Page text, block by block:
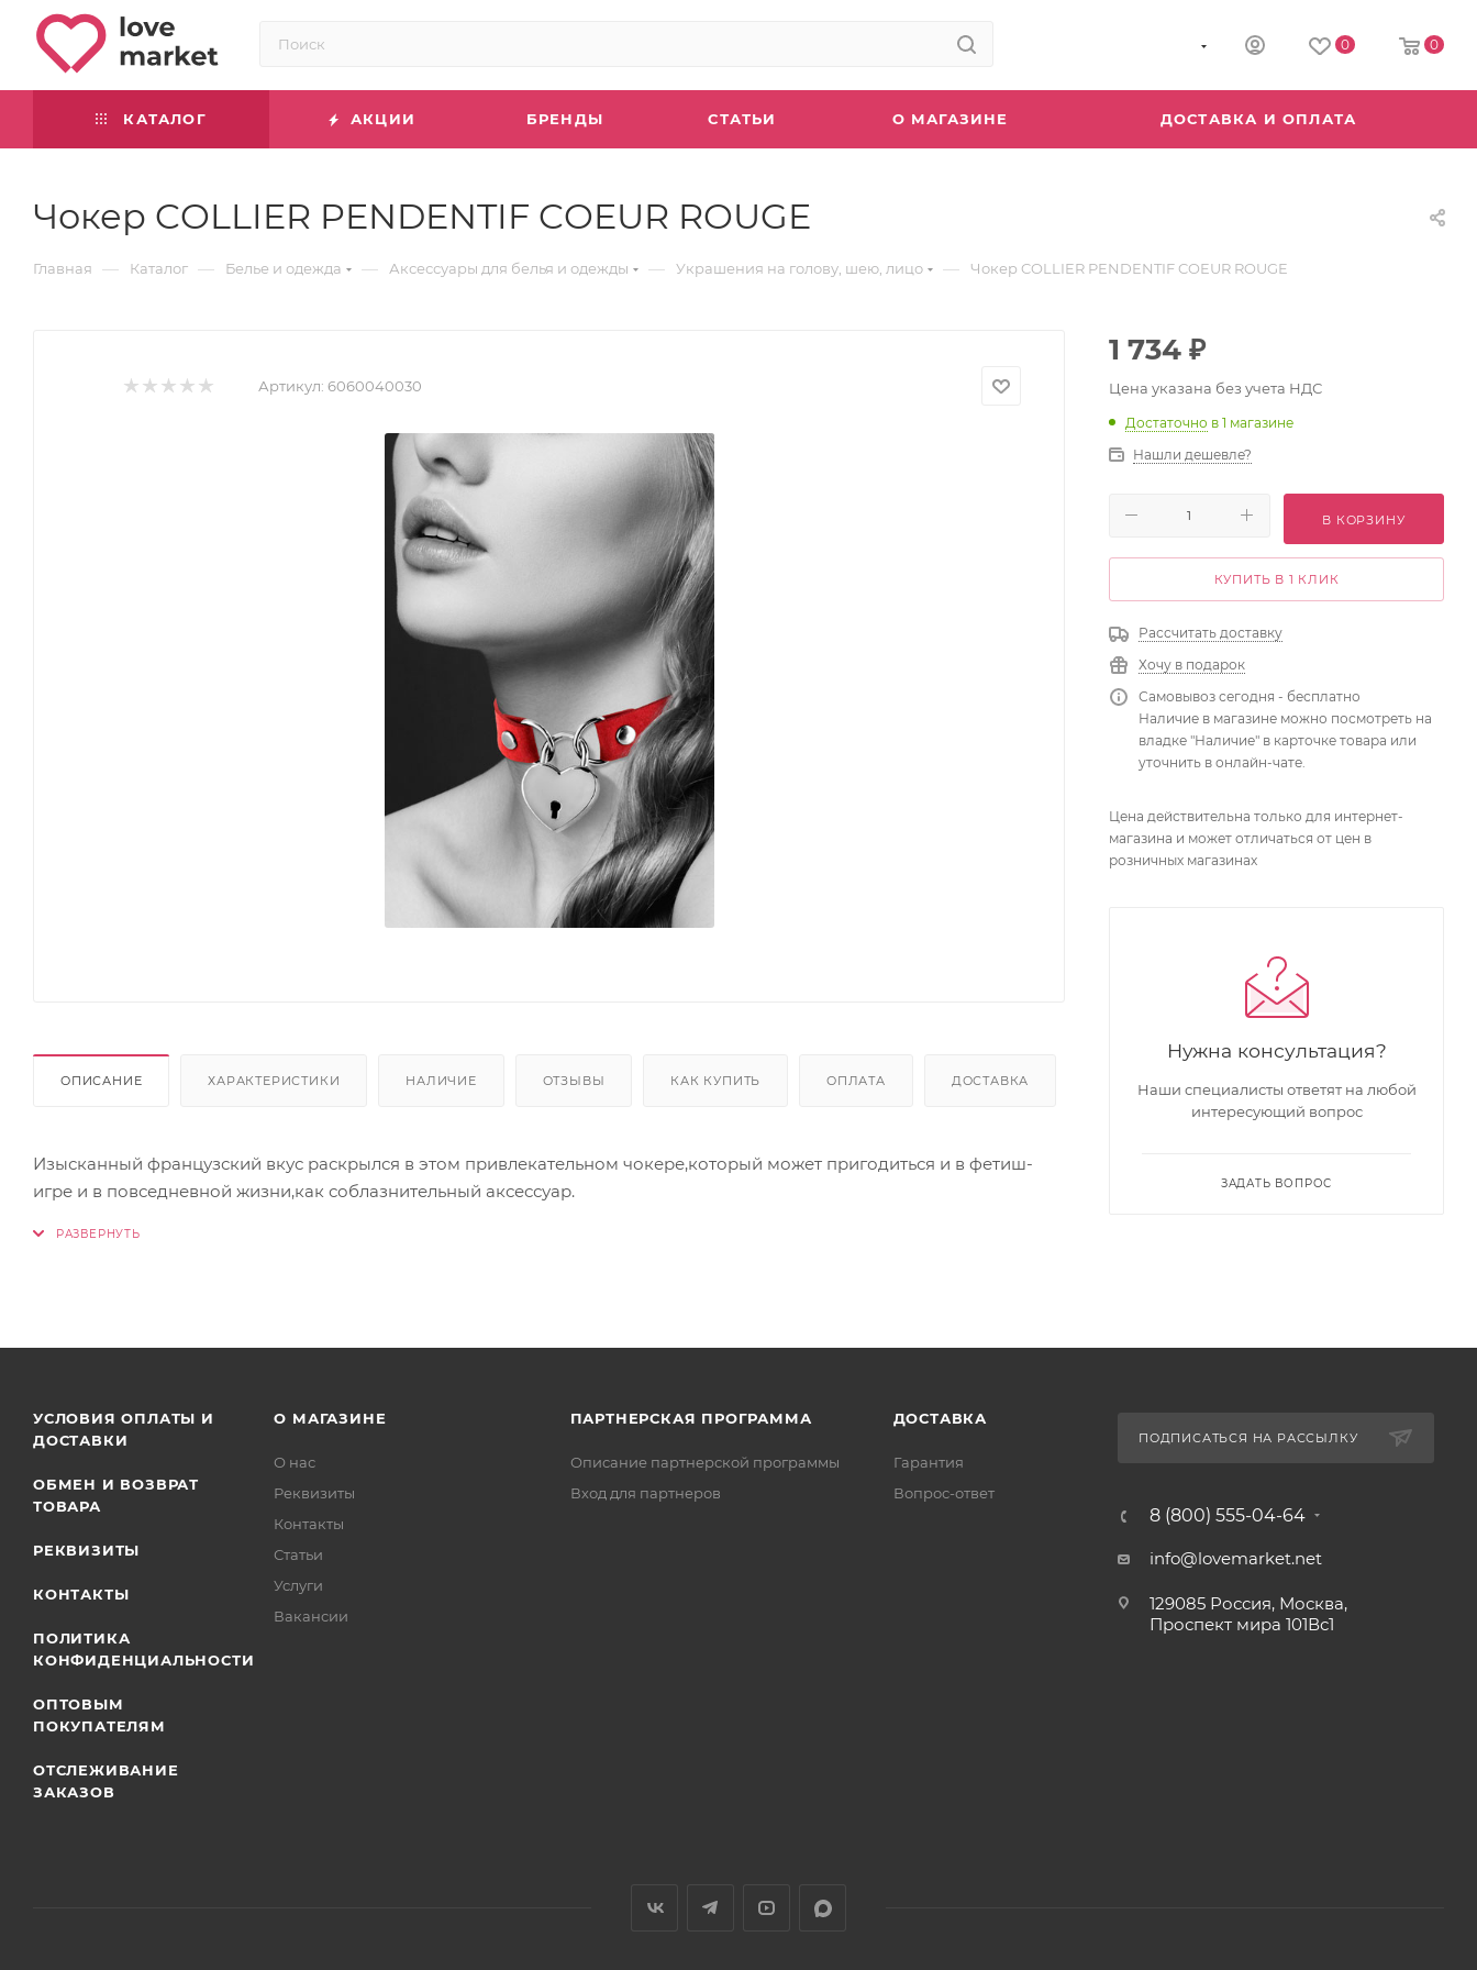
0 0
КАТАЛОГ АКЦИИ БРЕНДЫ СТАТЬИ О МАГАЗИНЕ ДОСТАВКА И ОПЛАТА
Чокер COLLIER PENDENTIF COEUR ROUGE
Главная — Каталог — Белье и одежда — Аксессуары для белья и одежды — Украшения на голову, шею, лицо — Чокер COLLIER PENDENTIF COEUR ROUGE
Артикул: 6060040030
ОПИСАНИЕ ХАРАКТЕРИСТИКИ НАЛИЧИЕ ОТЗЫВЫ КАК КУПИТЬ ОПЛАТА ДОСТАВКА
Изысканный французский вкус раскрылся в этом привлекательном чокере,который может пригодиться и в фетиш-
игре и в повседневной жизни,как соблазнительный аксессуар.
1 734 ₽
Цена указана без учета НДС
Достаточно в 1 магазине
Нашли дешевле?
В КОРЗИНУ
КУПИТЬ В 1 КЛИК
Рассчитать доставку
Хочу в подарок
Самовывоз сегодня - бесплатно
Наличие в магазине можно посмотреть на
владке "Наличие" в карточке товара или
уточнить в онлайн-чате.
Цена действительна только для интернет-
магазина и может отличаться от цен в
розничных магазинах
Нужна консультация?
Наши специалисты ответят на любой
интересующий вопрос
ЗАДАТЬ ВОПРОС
УСЛОВИЯ ОПЛАТЫ И
ДОСТАВКИ
ОБМЕН И ВОЗВРАТ
ТОВАРА
РЕКВИЗИТЫ
КОНТАКТЫ
ПОЛИТИКА
КОНФИДЕНЦИАЛЬНОСТИ
ОПТОВЫМ
ПОКУПАТЕЛЯМ
ОТСЛЕЖИВАНИЕ
ЗАКАЗОВ
О МАГАЗИНЕ
О нас
Реквизиты
Контакты
Статьи
Услуги
Вакансии
ПАРТНЕРСКАЯ ПРОГРАММА
Описание партнерской программы
Вход для партнеров
ДОСТАВКА
Гарантия
Вопрос-ответ
ПОДПИСАТЬСЯ НА РАССЫЛКУ
8 (800) 555-04-64
info@lovemarket.net
129085 Россия, Москва,
Проспект мира 101Вс1